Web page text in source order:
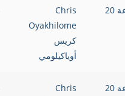
-- 20 مجموعة 20
Chris
Oyakhilome
كريس
أوياكيلومي
-- 20 مجموعة 20
Chris